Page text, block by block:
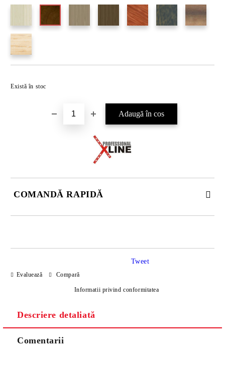
Există în stoc
COMANDĂ RAPIDĂ
Sunt de acord cuPolitica de confidentialitate
Noi vă vom contacta pentru finalizarea comenzii.
Evaluează Compară
Informatii privind conformitatea
Tweet
Descriere detaliată
Comentarii